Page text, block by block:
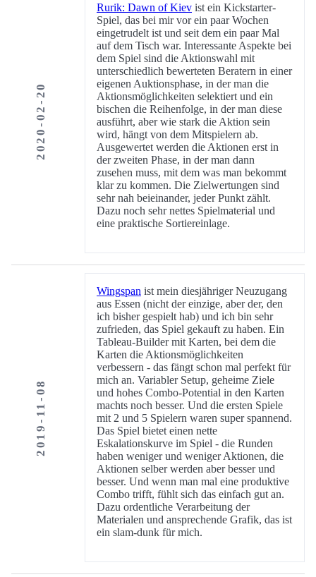
2020-02-20
Rurik: Dawn of Kiev ist ein Kickstarter-
Spiel, das bei mir vor ein paar Wochen
eingetrudelt ist und seit dem ein paar Mal
auf dem Tisch war. Interessante Aspekte bei
dem Spiel sind die Aktionswahl mit
unterschiedlich bewerteten Beratern in einer
eigenen Auktionsphase, in der man die
Aktionsmöglichkeiten selektiert und ein
bischen die Reihenfolge, in der man diese
ausführt, aber wie stark die Aktion sein
wird, hängt von dem Mitspielern ab.
Ausgewertet werden die Aktionen erst in
der zweiten Phase, in der man dann
zusehen muss, mit dem was man bekommt
klar zu kommen. Die Zielwertungen sind
sehr nah beieinander, jeder Punkt zählt.
Dazu noch sehr nettes Spielmaterial und
eine praktische Sortiereinlage.
2019-11-08
Wingspan ist mein diesjähriger Neuzugang
aus Essen (nicht der einzige, aber der, den
ich bisher gespielt hab) und ich bin sehr
zufrieden, das Spiel gekauft zu haben. Ein
Tableau-Builder mit Karten, bei dem die
Karten die Aktionsmöglichkeiten
verbessern - das fängt schon mal perfekt für
mich an. Variabler Setup, geheime Ziele
und hohes Combo-Potential in den Karten
machts noch besser. Und die ersten Spiele
mit 2 und 5 Spielern waren super spannend.
Das Spiel bietet einen nette
Eskalationskurve im Spiel - die Runden
haben weniger und weniger Aktionen, die
Aktionen selber werden aber besser und
besser. Und wenn man mal eine produktive
Combo trifft, fühlt sich das einfach gut an.
Dazu ordentliche Verarbeitung der
Materialen und ansprechende Grafik, das ist
ein slam-dunk für mich.